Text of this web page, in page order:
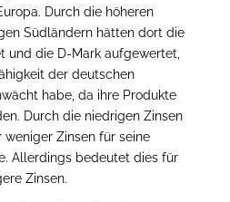
Durch die höheren
Südländern hätten dort die
und die D-Mark aufgewertet,
der deutschen
habe, da ihre Produkte
Durch die niedrigen Zinsen
Zinsen für seine
Allerdings bedeutet dies für
Zinsen.